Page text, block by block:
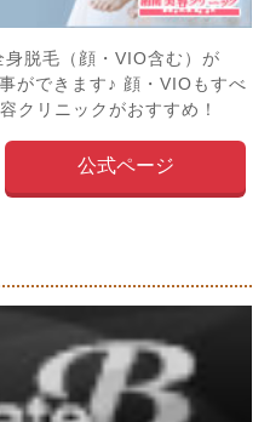
脱毛（顔・VIO含む）が
ができます♪ 顔・VIOもすべ
クリニックがおすすめ！
公式ページ